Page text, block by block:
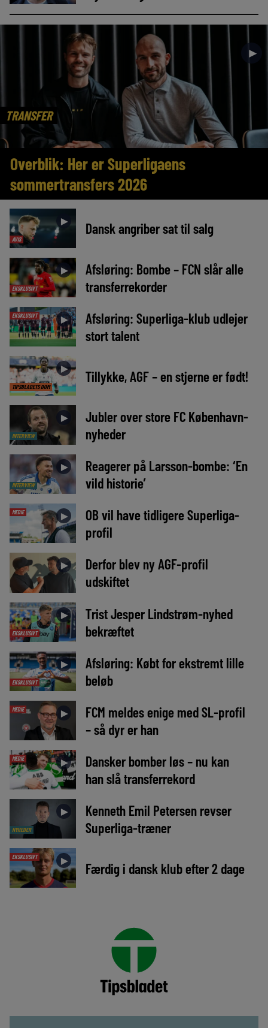
TRANSFER
►
Overblik: Her er Superligaens
sommertransfers 2026
AVIS
► Dansk angriber sat til salg
EKSKLUSIVT
►
Afsløring: Bombe – FCN slår alle
transferrekorder
EKSKLUSIVT ►
Afsløring: Superliga-klub udlejer
stort talent
TIPSBLADETS DOM
► Tillykke, AGF – en stjerne er født!
INTERVIEW
►
Jubler over store FC København-
nyheder
INTERVIEW
►
Reagerer på Larsson-bombe: ‘En
vild historie’
MEDIE ►
OB vil have tidligere Superliga-
profil
►
Derfor blev ny AGF-profil
udskiftet
EKSKLUSIVT
►
Trist Jesper Lindstrøm-nyhed
bekræftet
EKSKLUSIVT
►
Afsløring: Købt for ekstremt lille
beløb
MEDIE ►
FCM meldes enige med SL-profil
– så dyr er han
MEDIE ►
Dansker bomber løs – nu kan
han slå transferrekord
NYHEDER
►
Kenneth Emil Petersen revser
Superliga-træner
EKSKLUSIVT ► Færdig i dansk klub efter 2 dage